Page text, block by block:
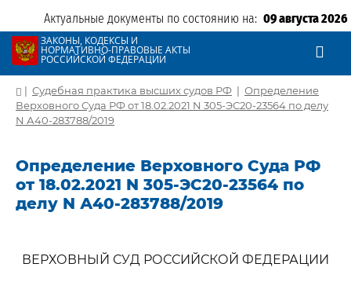
Актуальные документы по состоянию на: 09 августа 2026
ЗАКОНЫ, КОДЕКСЫ И
НОРМАТИВНО-ПРАВОВЫЕ АКТЫ
РОССИЙСКОЙ ФЕДЕРАЦИИ
| Судебная практика высших судов РФ | Определение
Верховного Суда РФ от 18.02.2021 N 305-ЭС20-23564 по делу
N А40-283788/2019
Определение Верховного Суда РФ
от 18.02.2021 N 305-ЭС20-23564 по
делу N А40-283788/2019
ВЕРХОВНЫЙ СУД РОССИЙСКОЙ ФЕДЕРАЦИИ